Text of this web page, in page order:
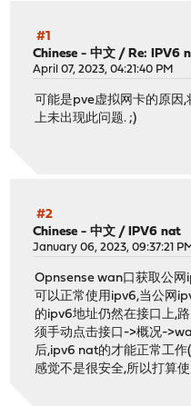
#1
Chinese - 中文 / Re: IPV6
April 07, 2023, 04:21:40 PM
可能是pve虚拟网卡的原因
上未出现此问题. ;)
#2
Chinese - 中文 / IPV6 nat
January 06, 2023, 09:37:21 PM
Opnsense wan口获取公
可以正常使用ipv6,当公网
的ipv6地址仍然在接口上,
须手动点击接口->概况-
后,ipv6 nat的才能正常工
感觉不是很安全,所以打算